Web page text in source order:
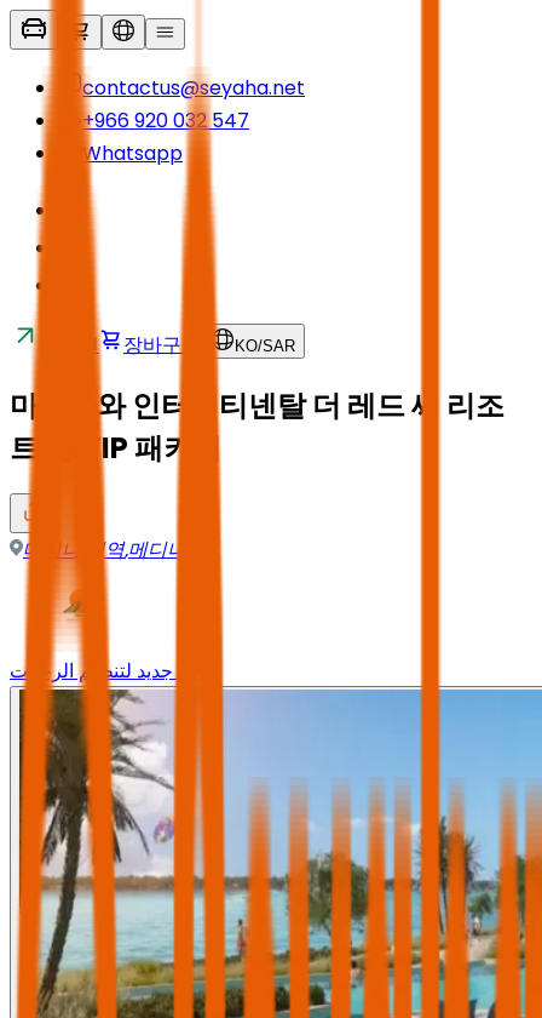
contactus@seyaha.net
+966 920 032 547
Whatsapp
교통편 장바구니 KO/SAR
마디나와 인터컨티넨탈 더 레드 씨 리조
트 간 VIP 패키지
메디나 지역,메디나
وجه جديد لتنظيم الرحلات